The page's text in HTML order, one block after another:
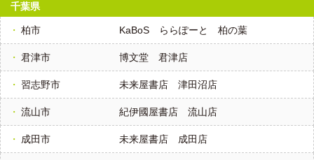
千葉県
柏市 KaBoS ららぽーと 柏の葉
君津市 博文堂 君津店
習志野市 未来屋書店 津田沼店
流山市 紀伊國屋書店 流山店
成田市 未来屋書店 成田店